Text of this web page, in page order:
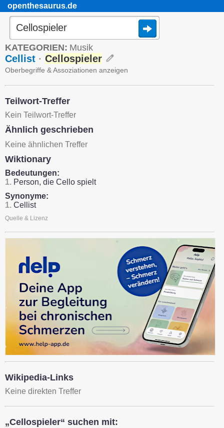
openthesaurus.de
KATEGORIEN: Musik
Cellist · Cellospieler
Oberbegriffe & Assoziationen anzeigen
Teilwort-Treffer
Kein Teilwort-Treffer
Ähnlich geschrieben
Keine ähnlichen Treffer
Wiktionary
Bedeutungen:
1. Person, die Cello spielt
Synonyme:
1. Cellist
Quelle & Lizenz
Wikipedia-Links
Keine direkten Treffer
„Cellospieler“ suchen mit: